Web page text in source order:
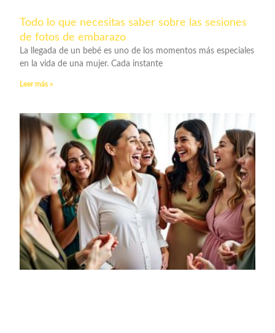
Todo lo que necesitas saber sobre las sesiones
de fotos de embarazo
La llegada de un bebé es uno de los momentos más especiales
en la vida de una mujer. Cada instante
Leer más »